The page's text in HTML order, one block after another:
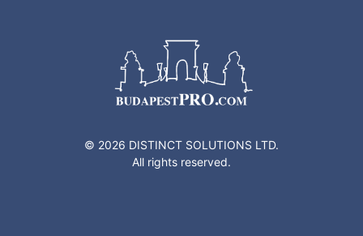
© 2026 DISTINCT SOLUTIONS LTD.
All rights reserved.